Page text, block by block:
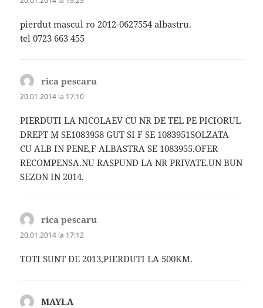
pierdut mascul ro 2012-0627554 albastru.
tel 0723 663 455
rica pescaru
20.01.2014 la 17:10
PIERDUTI LA NICOLAEV CU NR DE TEL PE PICIORUL
DREPT M SE1083958 GUT SI F SE 1083951SOLZATA
CU ALB IN PENE,F ALBASTRA SE 1083955.OFER
RECOMPENSA.NU RASPUND LA NR PRIVATE.UN BUN
SEZON IN 2014.
rica pescaru
20.01.2014 la 17:12
TOTI SUNT DE 2013,PIERDUTI LA 500KM.
MAYLAspune: